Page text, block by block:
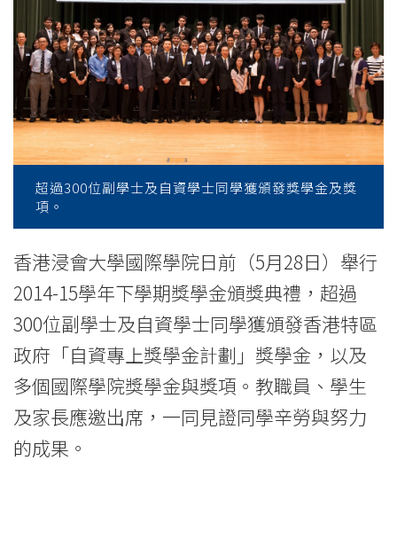
獎
學
金
院
消
息
國
際
超過300位副學士及自資學士同學獲頒發獎學金及獎
項。
香港浸會大學國際學院日前（5月28日）舉行
2014-15學年下學期獎學金頒獎典禮，超過
300位副學士及自資學士同學獲頒發香港特區
政府「自資專上獎學金計劃」獎學金，以及
多個國際學院獎學金與獎項。教職員、學生
及家長應邀出席，一同見證同學辛勞與努力
的成果。